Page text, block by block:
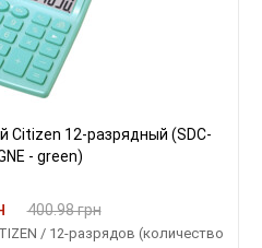
Citizen 12-разрядный (SDC-
- green)
400.98 грн
/ 12-разрядов (количество